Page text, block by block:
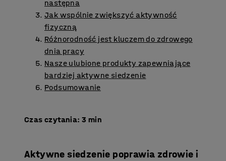
następna
Jak wspólnie zwiększyć aktywność
fizyczną
Różnorodność jest kluczem do zdrowego
dnia pracy
Nasze ulubione produkty zapewniające
bardziej aktywne siedzenie
Podsumowanie
Czas czytania: 3 min
Aktywne siedzenie poprawia zdrowie i